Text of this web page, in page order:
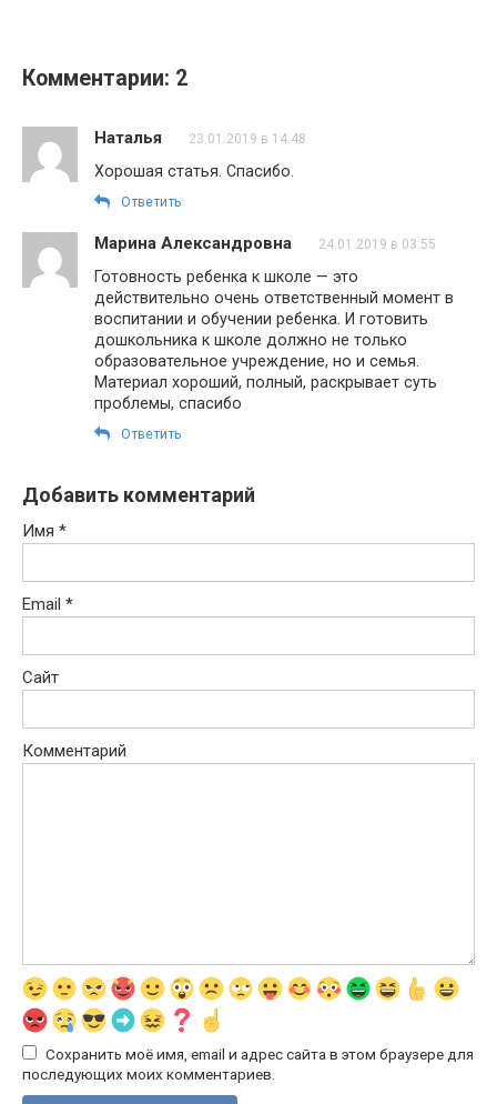
Комментарии: 2
Наталья 23.01.2019 в 14:48
Хорошая статья. Спасибо.
Ответить
Марина Александровна 24.01.2019 в 03:55
Готовность ребенка к школе — это
действительно очень ответственный момент в
воспитании и обучении ребенка. И готовить
дошкольника к школе должно не только
образовательное учреждение, но и семья.
Материал хороший, полный, раскрывает суть
проблемы, спасибо
Ответить
Добавить комментарий
Имя *
Email *
Сайт
Комментарий
Сохранить моё имя, email и адрес сайта в этом браузере для
последующих моих комментариев.